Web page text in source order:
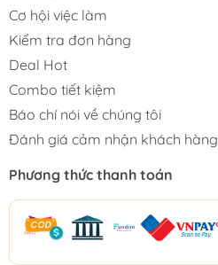
Cơ hội việc làm
Kiểm tra đơn hàng
Deal Hot
Combo tiết kiệm
Báo chí nói về chúng tôi
Đánh giá cảm nhận khách hàng
Phương thức thanh toán